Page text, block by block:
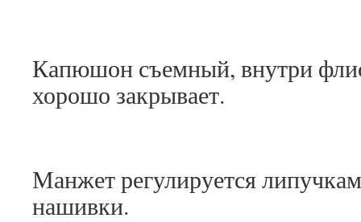
Капюшон съемный, внутри
хорошо закрывает.
Манжет регулируется
нашивки.